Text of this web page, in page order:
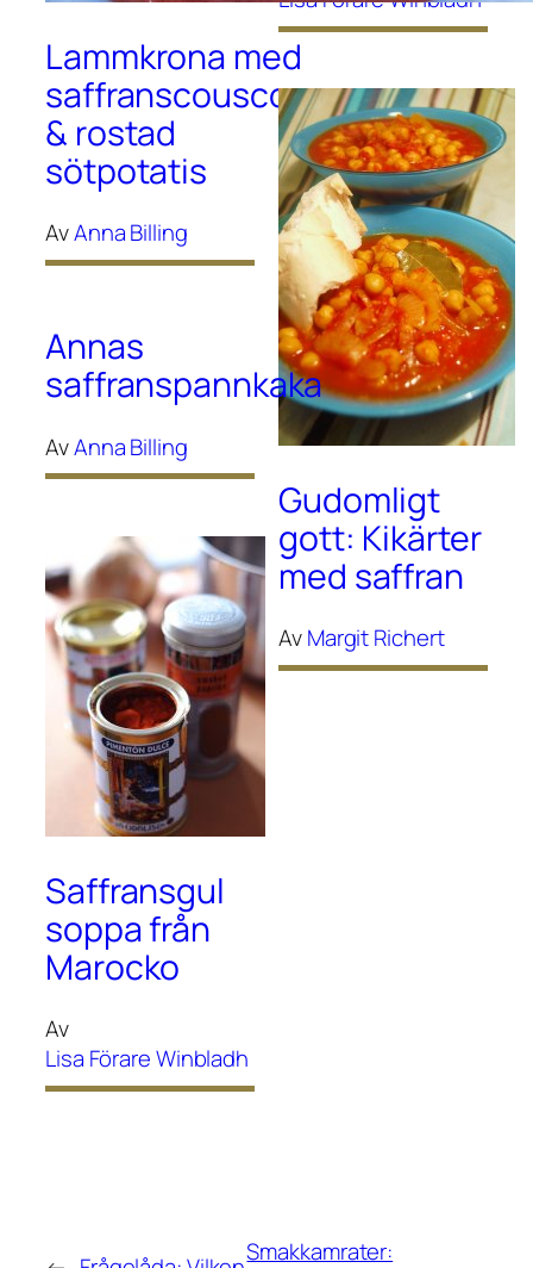
Lammkrona med
saffranscouscous
& rostad
sötpotatis
AvAnna Billing
Gudomligt
gott: Kikärter
med saffran
AvMargit Richert
Annas
saffranspannkaka
AvAnna Billing
Saffransgul
soppa från
Marocko
Av
Lisa Förare Winbladh
Smakkamrater: